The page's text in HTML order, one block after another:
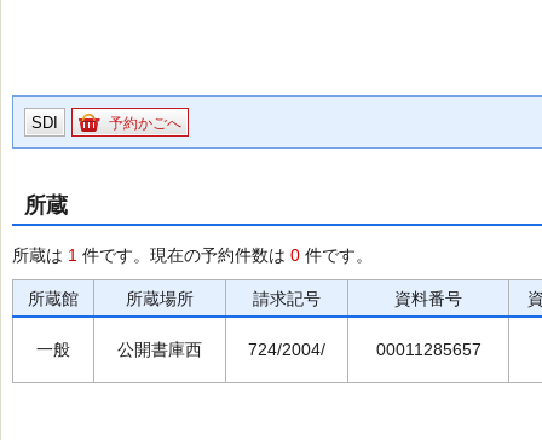
SDI 予約かごへ
所蔵
所蔵は 1 件です。現在の予約件数は 0 件です。
所蔵館 所蔵場所 請求記号 資料番号
一般 公開書庫西 724/2004/ 00011285657